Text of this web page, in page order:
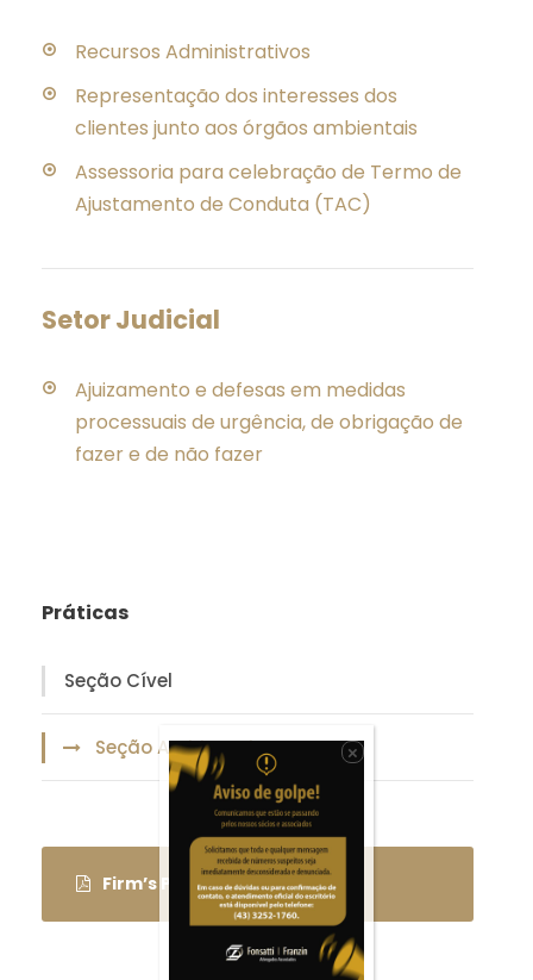
Recursos Administrativos
Representação dos interesses dos
clientes junto aos órgãos ambientais
Assessoria para celebração de Termo de
Ajustamento de Conduta (TAC)
Setor Judicial
Ajuizamento e defesas em medidas
processuais de urgência, de obrigação de
fazer e de não fazer
Práticas
Seção Cível
Seção Ambiental
Firm’s Presentation
×